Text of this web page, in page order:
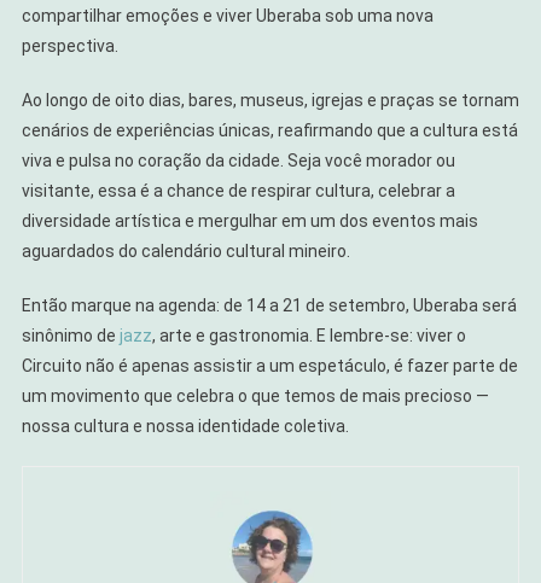
compartilhar emoções e viver Uberaba sob uma nova
perspectiva.
Ao longo de oito dias, bares, museus, igrejas e praças se tornam
cenários de experiências únicas, reafirmando que a cultura está
viva e pulsa no coração da cidade. Seja você morador ou
visitante, essa é a chance de respirar cultura, celebrar a
diversidade artística e mergulhar em um dos eventos mais
aguardados do calendário cultural mineiro.
Então marque na agenda: de 14 a 21 de setembro, Uberaba será
sinônimo de jazz, arte e gastronomia. E lembre-se: viver o
Circuito não é apenas assistir a um espetáculo, é fazer parte de
um movimento que celebra o que temos de mais precioso —
nossa cultura e nossa identidade coletiva.